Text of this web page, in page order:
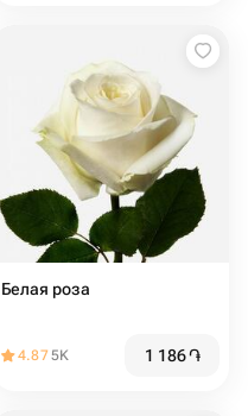
Белая роза
4.875K 1 186֏